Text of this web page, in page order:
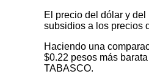
El precio del dólar y
subsidios a los precios
Haciendo una
$0.22 pesos más
TABASCO.